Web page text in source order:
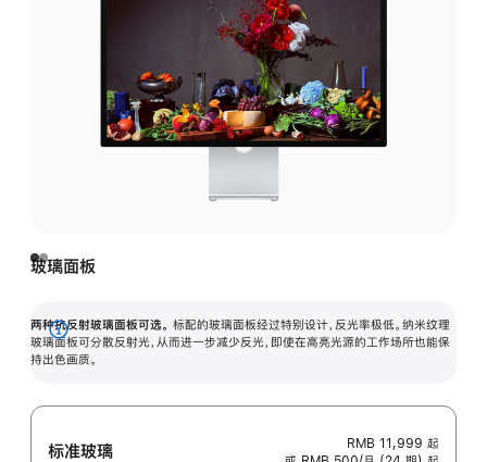
玻璃面板
两种抗反射玻璃面板可选。 标配的玻璃面板经过特别设计，反光率极低。纳米纹理
玻璃面板可分散反射光，从而进一步减少反光，即使在高亮光源的工作场所也能保
持出色画质。
展
开
标准玻璃 RMB 11,999 起